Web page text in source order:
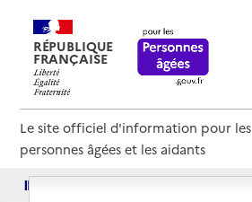
RÉPUBLIQUE
FRANÇAISE
Le site officiel d'information pour les
personnes âgées et les aidants